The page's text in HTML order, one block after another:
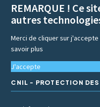
REMARQUE ! Ce
autres
Merci de cliquer sur
savoir plus
J'accepte
CNIL - PROTECTION